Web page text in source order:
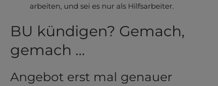
arbeiten, und sei es nur als Hilfsarbeiter.
BU kündigen? Gemach,
gemach …
An­gebot erst mal genauer